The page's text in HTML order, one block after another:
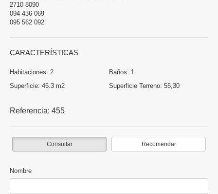
2710 8090
094 436 069
095 562 092
CARACTERÍSTICAS
Habitaciones: 2 Baños: 1
Superficie: 46.3 m2 Superficie Terreno: 55,30
Referencia: 455
Consultar Recomendar
Nombre